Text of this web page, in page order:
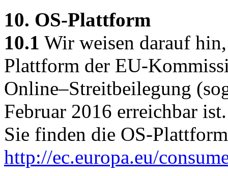
10. OS-Plattform
10.1 Wir weisen darauf
Plattform der EU-
Online–Streitbeilegung
Februar 2016 erreichbar ist.
Sie finden die OS-
http://ec.europa.eu/